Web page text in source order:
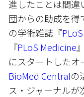
進したことは間違
団からの助成を得
の学術雑誌『
『PLoS Medicine
にスタートしたオ
BioMed Centralの
ス・ジャーナル